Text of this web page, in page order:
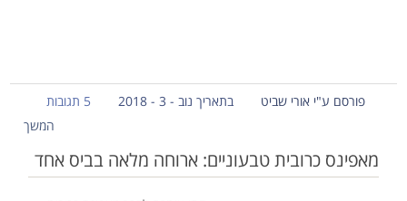
פורסם ע"י אורי שביט בתאריך נוב - 3 - 2018
5 תגובות
המשך
מאפינס כרובית טבעוניים: ארוחה מלאה בביס אחד